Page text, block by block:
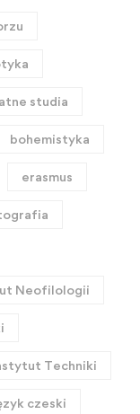
studia
bohemistyka
erasmus
Neofilologii
Techniki
czeski